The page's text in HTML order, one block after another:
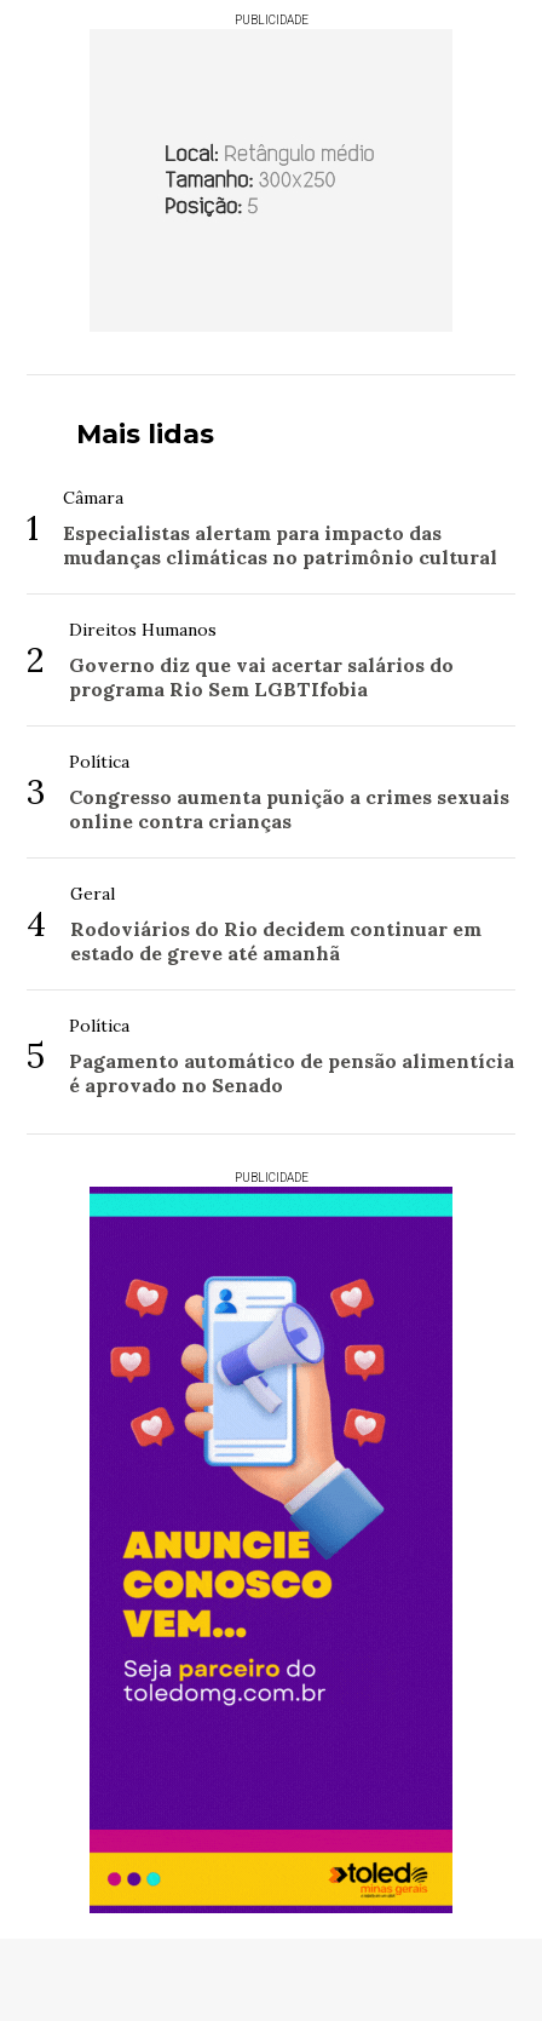
PUBLICIDADE
Mais lidas
1
Câmara
Especialistas alertam para impacto das
mudanças climáticas no patrimônio cultural
2
Direitos Humanos
Governo diz que vai acertar salários do
programa Rio Sem LGBTIfobia
3
Política
Congresso aumenta punição a crimes sexuais
online contra crianças
4
Geral
Rodoviários do Rio decidem continuar em
estado de greve até amanhã
5
Política
Pagamento automático de pensão alimentícia
é aprovado no Senado
PUBLICIDADE